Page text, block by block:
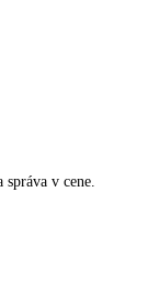
v cene.